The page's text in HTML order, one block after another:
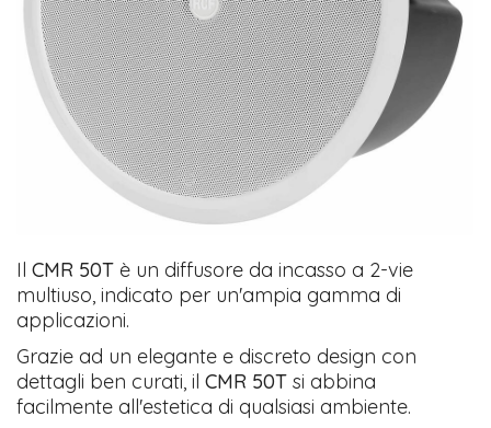
​IlCMR 50T è un diffusore da incasso a 2-vie
multiuso, indicato per un'ampia gamma di
applicazioni.
Grazie ad un elegante e discreto design con
dettagli ben curati, ilCMR 50T si abbina
facilmente all'estetica di qualsiasi ambiente.